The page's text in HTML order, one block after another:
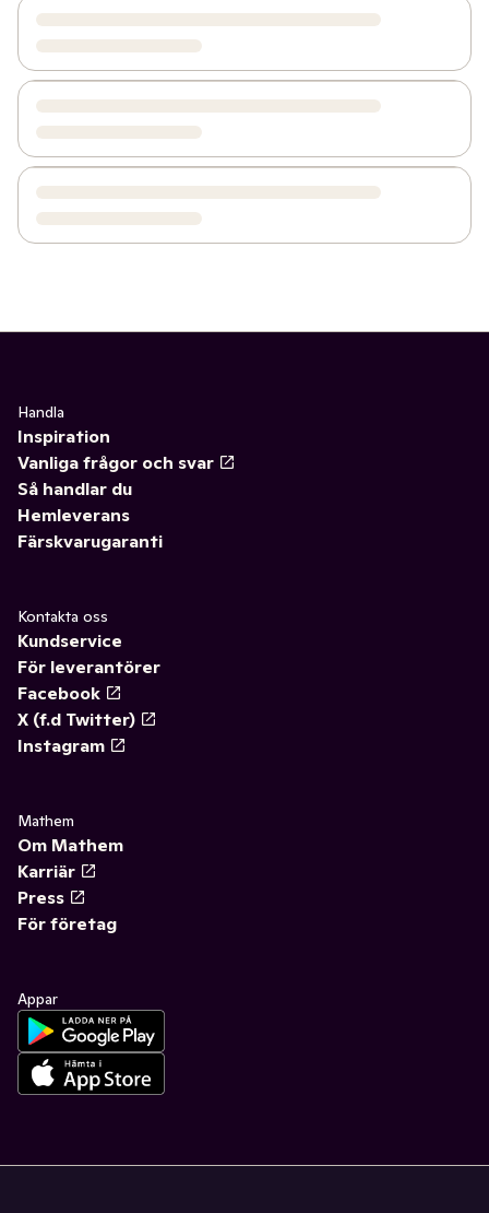
Handla
Inspiration
Vanliga frågor och svar
Så handlar du
Hemleverans
Färskvarugaranti
Kontakta oss
Kundservice
För leverantörer
Facebook
X (f.d Twitter)
Instagram
Mathem
Om Mathem
Karriär
Press
För företag
Appar